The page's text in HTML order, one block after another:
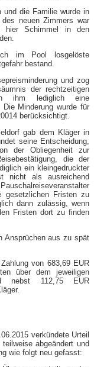
und die Familie wurde in
neuen Zimmers war
hier Schimmel in den
im Pool losgelöste
bestand.
und zog
der rechtzeitigen
ihm lediglich eine
Minderung wurde für
berücksichtigt.
gab dem Kläger in
seine Entscheidung,
der Obliegenheit zur
die der
ein kleingedruckter
nicht als ausreichend
gesetzlichen Fristen zu
dann zulässig, wenn
Fristen dort zu finden
Ansprüchen aus zu spät
von 683,69 EUR
über dem jeweiligen
nebst 112,75 EUR
verkündete Urteil
abgeändert und
wie folgt neu gefasst: